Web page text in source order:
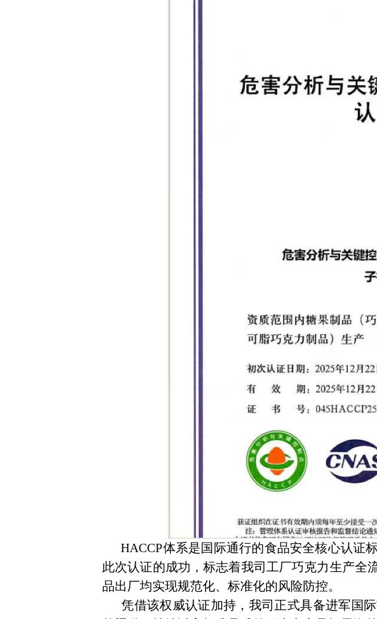
HACCP体系是国际通行的食品安全核心认证
此次认证的成功，标志着我司 工厂巧克力生产全
品出厂均实现规范化、标准化的风险防控。
凭借该权威认证加持，我司正式具备进军国